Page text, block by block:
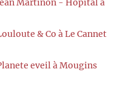
Martinon - Hôpital à
& Co à Le Cannet
eveil à Mougins